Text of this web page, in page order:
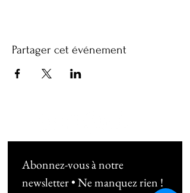
Partager cet événement
Abonnez-vous à notre
newsletter • Ne manquez rien !